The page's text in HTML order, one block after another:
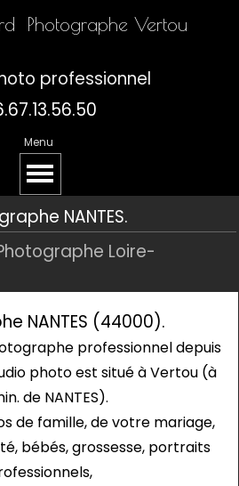
Photographe Vertou
professionnel
Menu
NANTES.
Loire-
NANTES (44000).
professionnel depuis
photo est situé à Vertou (à
de NANTES).
de famille, de votre mariage,
bébés, grossesse, portraits